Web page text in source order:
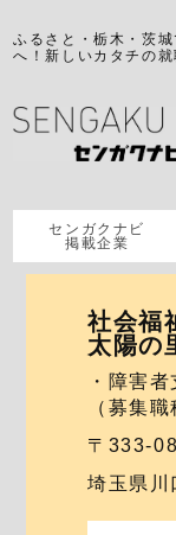
ふるさと・栃木・茨
へ！新しいカタチの就
センガクナビ
掲載企業
社会福
太陽の
・障害
（募集
〒333-
埼玉県